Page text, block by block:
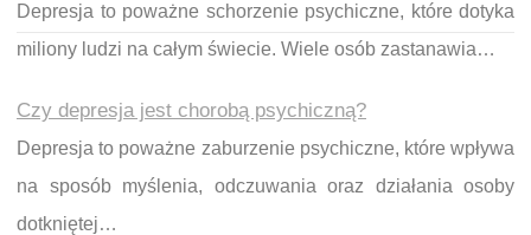
Depresja to poważne schorzenie psychiczne, które dotyka
miliony ludzi na całym świecie. Wiele osób zastanawia…
Czy depresja jest chorobą psychiczną?
Depresja to poważne zaburzenie psychiczne, które wpływa
na sposób myślenia, odczuwania oraz działania osoby
dotkniętej…